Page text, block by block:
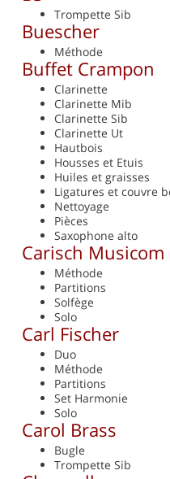
Trompette Sib
Buescher
Méthode
Buffet Crampon
Clarinette
Clarinette Mib
Clarinette Sib
Clarinette Ut
Hautbois
Housses et Etuis
Huiles et graisses
Ligatures et couvre
Nettoyage
Pièces
Saxophone alto
Carisch Musicom
Méthode
Partitions
Solfège
Solo
Carl Fischer
Duo
Méthode
Partitions
Set Harmonie
Solo
Carol Brass
Bugle
Trompette Sib